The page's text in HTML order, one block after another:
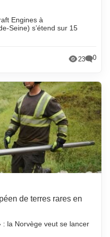
Engines à
Seine) s’étend sur 15
23 0
de terres rares en
la Norvège veut se lancer